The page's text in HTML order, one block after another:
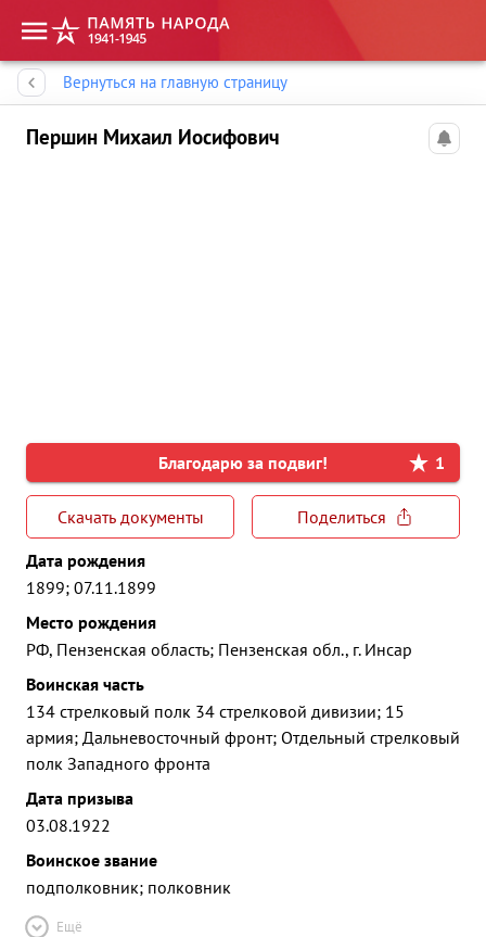
Вернуться на главную страницу
Першин Михаил Иосифович
Благодарю за подвиг! 1
Скачать документы
Поделиться
Дата рождения
1899; 07.11.1899
Место рождения
РФ, Пензенская область; Пензенская обл., г. Инсар
Воинская часть
134 стрелковый полк 34 стрелковой дивизии; 15
армия; Дальневосточный фронт; Отдельный стрелковый
полк Западного фронта
Дата призыва
03.08.1922
Воинское звание
подполковник; полковник
Ещё
Память народа